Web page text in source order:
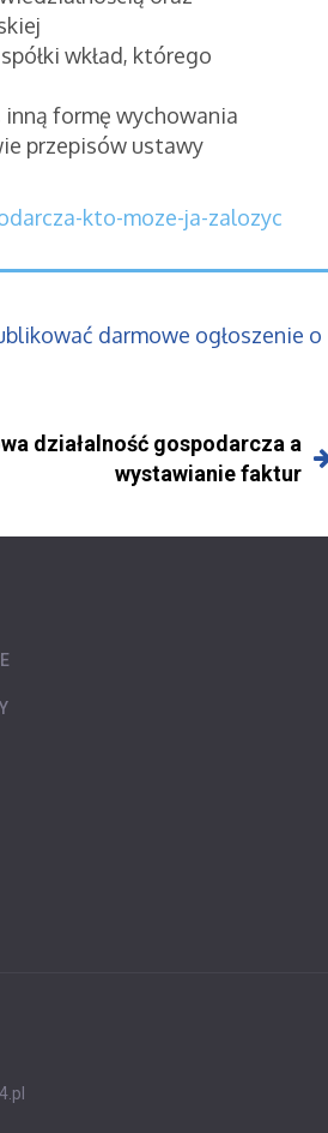
wkład, którego
inną formę wychowania
przepisów ustawy
kto-moze-ja-zalozyc
darmowe ogłoszenie o
działalność gospodarcza a
wystawianie faktur